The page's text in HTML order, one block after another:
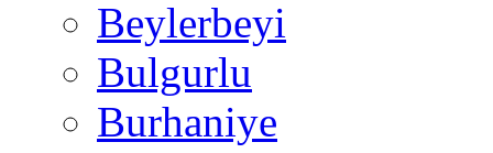
Beylerbeyi
Bulgurlu
Burhaniye